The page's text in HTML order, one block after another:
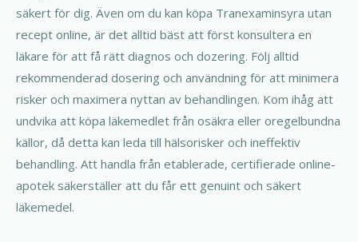
säkert för dig. Även om du kan köpa Tranexaminsyra utan
recept online, är det alltid bäst att först konsultera en
läkare för att få rätt diagnos och dozering. Följ alltid
rekommenderad dosering och användning för att minimera
risker och maximera nyttan av behandlingen. Kom ihåg att
undvika att köpa läkemedlet från osäkra eller oregelbundna
källor, då detta kan leda till hälsorisker och ineffektiv
behandling. Att handla från etablerade, certifierade online-
apotek säkerställer att du får ett genuint och säkert
läkemedel.